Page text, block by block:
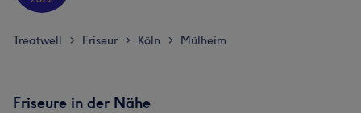
Treatwell > Friseur > Köln > Mülheim
Friseure in der Nähe